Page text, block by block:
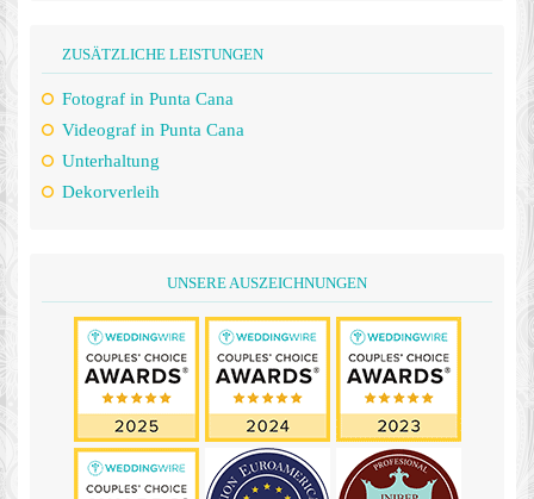
ZUSÄTZLICHE LEISTUNGEN
Fotograf in Punta Cana
Videograf in Punta Cana
Unterhaltung
Dekorverleih
UNSERE AUSZEICHNUNGEN